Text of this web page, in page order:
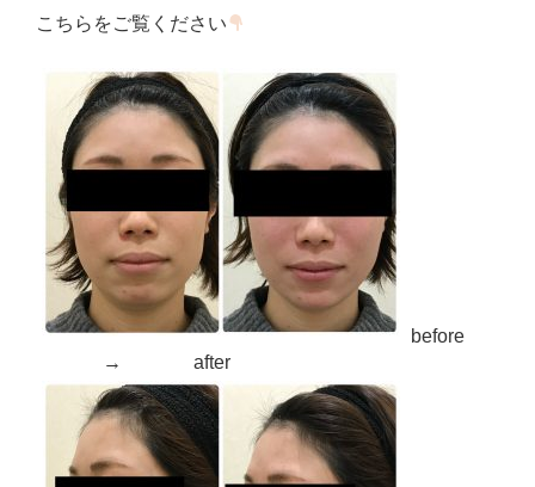
こちらをご覧ください
before
→ after